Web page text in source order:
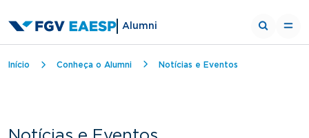
Alumni
Trilha de navegação
Início Conheça o Alumni Notícias e Eventos